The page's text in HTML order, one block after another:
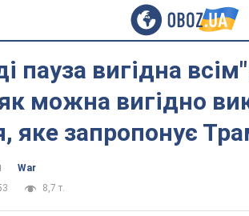
пауза вигідна
можна вигідно
яке запропонує
War
8,7 т.